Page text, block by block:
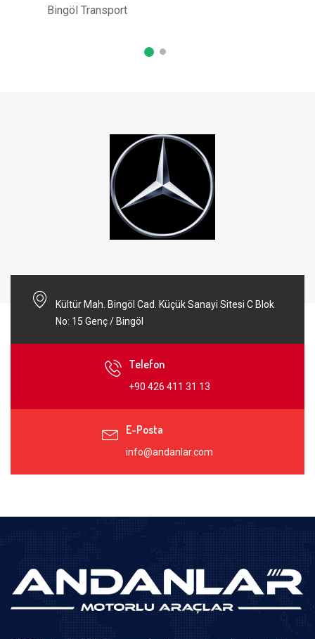
Bingöl Transport
Kültür Mah. Bingöl Cad. Küçük Sanayi Sitesi C Blok
No: 15 Genç / Bingöl
Telefon
+90 426 411 31 13
E-Posta
info@andanlar.com